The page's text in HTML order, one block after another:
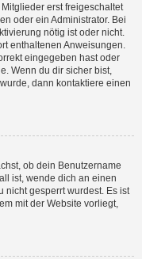
erst freigeschaltet
oder ein Administrator. Bei
nötig ist oder nicht.
enthaltenen Anweisungen.
eingegeben hast oder
Wenn du dir sicher bist,
dann kontaktiere einen
ob dein Benutzername
ist, wende dich an einen
nicht gesperrt wurdest. Es ist
mit der Website vorliegt,